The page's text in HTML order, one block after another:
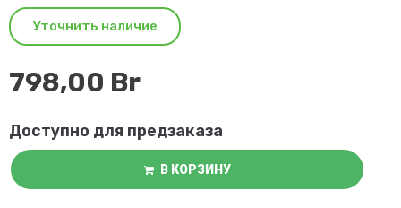
Уточнить наличие
798,00 Br
Доступно для предзаказа
В КОРЗИНУ